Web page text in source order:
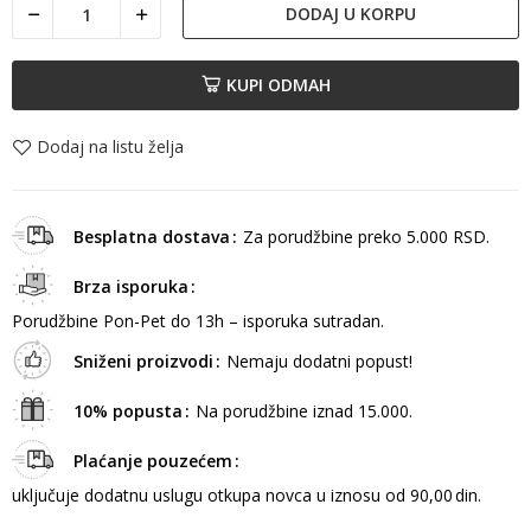
DODAJ U KORPU
KUPI ODMAH
Dodaj na listu želja
Besplatna dostava Za porudžbine preko 5.000 RSD.
Brza isporuka
Porudžbine Pon-Pet do 13h – isporuka sutradan.
Sniženi proizvodi
Nemaju dodatni popust!
10% popusta Na porudžbine iznad 15.000.
Plaćanje pouzećem
uključuje dodatnu uslugu otkupa novca u iznosu od 90,00 din.